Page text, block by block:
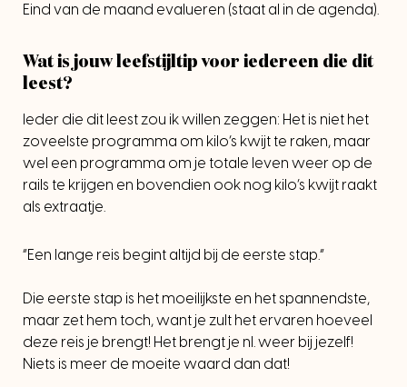
Eind van de maand evalueren (staat al in de agenda).
Wat is jouw leefstijltip voor iedereen die dit
leest?
Ieder die dit leest zou ik willen zeggen: Het is niet het
zoveelste programma om kilo’s kwijt te raken, maar
wel een programma om je totale leven weer op de
rails te krijgen en bovendien ook nog kilo’s kwijt raakt
als extraatje.
“Een lange reis begint altijd bij de eerste stap.”
Die eerste stap is het moeilijkste en het spannendste,
maar zet hem toch, want je zult het ervaren hoeveel
deze reis je brengt! Het brengt je nl. weer bij jezelf!
Niets is meer de moeite waard dan dat!